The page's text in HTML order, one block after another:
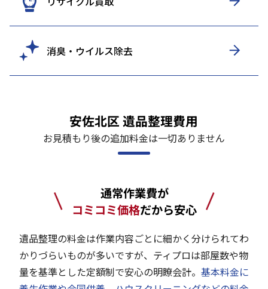
消臭・ウイルス除去
安佐北区 遺品整理費用
お見積もり後の追加料金は一切ありません
通常作業費が
コミコミ価格だから安心
遺品整理の料金は作業内容ごとに細かく分けられてわ
かりづらいものが多いですが、ティプロは部屋数や物
量を基準とした定額制で安心の明瞭会計。 基本料金に